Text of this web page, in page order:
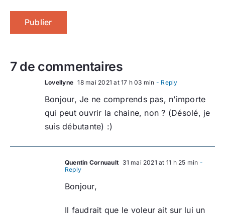
7 de commentaires
Lovellyne 18 mai 2021 at 17 h 03 min - Reply
Bonjour, Je ne comprends pas, n’importe
qui peut ouvrir la chaine, non ? (Désolé, je
suis débutante) :)
Quentin Cornuault 31 mai 2021 at 11 h 25 min -
Reply
Bonjour,
Il faudrait que le voleur ait sur lui un